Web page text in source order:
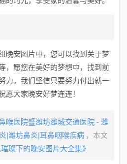
晚安图片中，您可以找到关于梦
，愿您在美好的梦想中，找到前
力，我们坚信只要努力付出就一
愿大家晚安好梦连连！
喉医院暨潍坊潍城交通医院 - 潍
|潍坊鼻炎|耳鼻咽喉疾病 ，本文
璀璨下的晚安图片大全集》